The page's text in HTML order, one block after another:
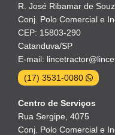
R. José Ribamar de
Conj. Polo Comercial e
CEP: 15803-290
Catanduva/SP
E-mail:
(17) 3531-0080
Centro de Serviços
Rua Sergipe, 4075
Conj. Polo Comercial e